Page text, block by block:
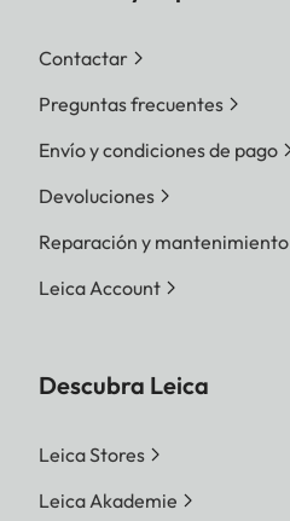
Contactar
Preguntas frecuentes
Envío y condiciones de pago
Devoluciones
Reparación y mantenimiento
Leica Account
Descubra Leica
Leica Stores
Leica Akademie